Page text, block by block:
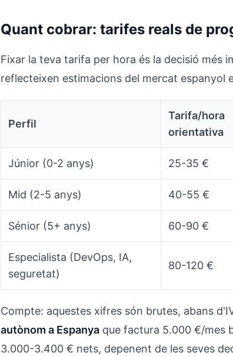
Quant cobrar: tarifes reals de
Fixar la teva tarifa per hora és la decisió més
reflecteixen estimacions del mercat espanyol
Perfil
Tarifa/hora
orientativa
Júnior (0-2 anys) 25-35 €
Mid (2-5 anys) 40-55 €
Sénior (5+ anys) 60-90 €
Especialista (DevOps, IA,
seguretat)
80-120 €
Compte: aquestes xifres són brutes, abans
autònom a Espanya que factura 5.000 €/mes
3.000-3.400 € nets, depenent de les seves